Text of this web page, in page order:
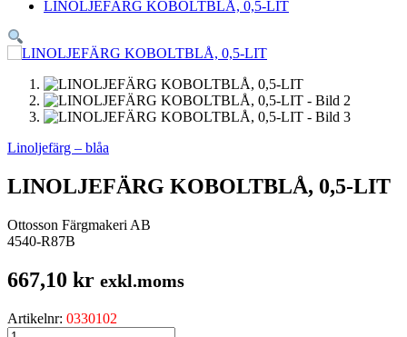
LINOLJEFÄRG KOBOLTBLÅ, 0,5-LIT
Linoljefärg – blåa
LINOLJEFÄRG KOBOLTBLÅ, 0,5-LIT
Ottosson Färgmakeri AB
4540-R87B
667,10 kr exkl.moms
Artikelnr: 0330102
LINOLJEFÄRG